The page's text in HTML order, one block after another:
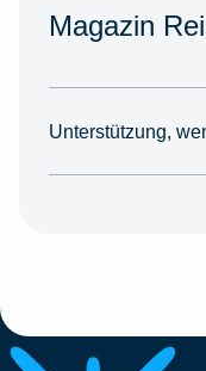
Magazin
Unterstützung,